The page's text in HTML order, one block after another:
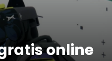
online